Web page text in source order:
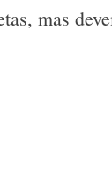
mas